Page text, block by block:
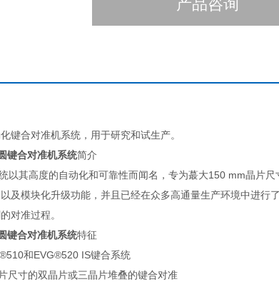
产品咨询
键合对准机系统，用于研究和试生产。
键合对准机系统简介
以其高度的自动化和可靠性而闻名，专为蕞大150 mm晶片
及模块化升级功能，并且已经在众多高通量生产环境中进
对准过程。
键合对准机系统特征
和EVG®520 IS键合系统
尺寸的双晶片或三晶片堆叠的键合对准